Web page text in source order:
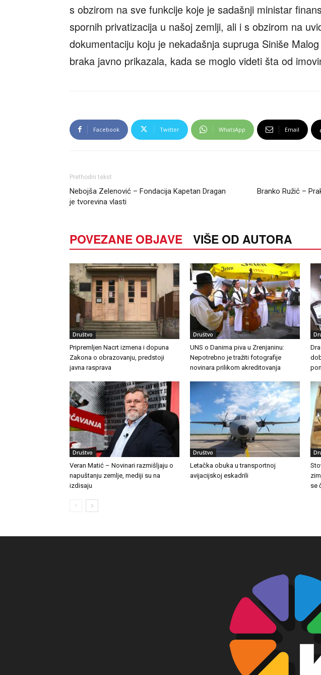
s obzirom na sve funkcije koje je sadašnji ministar
spornih privatizacija u našoj zemlji, ali i s obzirom na
dokumentaciju koju je nekadašnja supruga Siniše
braka javno prikazala, kada se moglo videti šta od
Facebook Twitter WhatsApp Email
Prethodni tekst
Nebojša Zelenović – Fondacija Kapetan Dragan
je tvorevina vlasti
Branko Ružić –
POVEZANE OBJAVE VIŠE OD AUTORA
Društvo
Pripremljen Nacrt izmena i dopuna
Zakona o obrazovanju, predstoji
javna rasprava
Društvo
UNS o Danima piva u Zrenjaninu:
Nepotrebno je tražiti fotografije
novinara prilikom akreditovanja
Društvo
Veran Matić – Novinari razmišljaju o
napuštanju zemlje, mediji su na
izdisaju
Društvo
Letačka obuka u transportnoj
avijacijskoj eskadrili
se